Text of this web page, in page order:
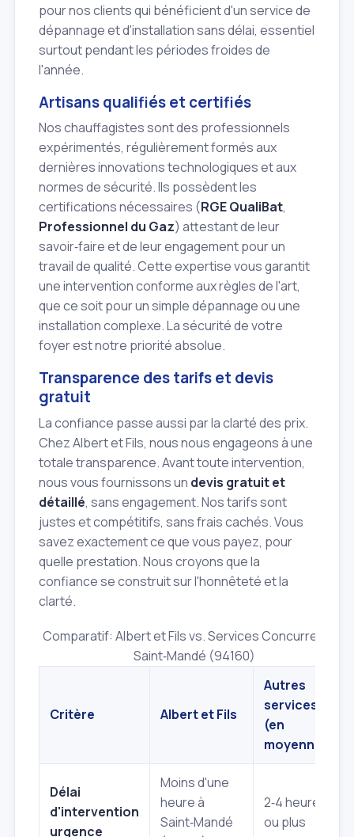
pour nos clients qui bénéficient d'un service de
dépannage et d'installation sans délai, essentiel
surtout pendant les périodes froides de
l'année.
Artisans qualifiés et certifiés
Nos chauffagistes sont des professionnels
expérimentés, régulièrement formés aux
dernières innovations technologiques et aux
normes de sécurité. Ils possèdent les
certifications nécessaires (RGE QualiBat,
Professionnel du Gaz) attestant de leur
savoir‑faire et de leur engagement pour un
travail de qualité. Cette expertise vous garantit
une intervention conforme aux règles de l'art,
que ce soit pour un simple dépannage ou une
installation complexe. La sécurité de votre
foyer est notre priorité absolue.
Transparence des tarifs et devis
gratuit
La confiance passe aussi par la clarté des prix.
Chez Albert et Fils, nous nous engageons à une
totale transparence. Avant toute intervention,
nous vous fournissons un devis gratuit et
détaillé, sans engagement. Nos tarifs sont
justes et compétitifs, sans frais cachés. Vous
savez exactement ce que vous payez, pour
quelle prestation. Nous croyons que la
confiance se construit sur l'honnêteté et la
clarté.
Comparatif: Albert et Fils vs. Services Concurrents à
Saint‑Mandé (94160)
Critère Albert et Fils
Autres
services
(en
moyenne)
Délai
d'intervention
urgence
Moins d'une
heure à
Saint‑Mandé
2‑4 heures
ou plus